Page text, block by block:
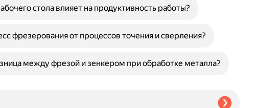
стола влияет на продуктивность работы?
фрезерования от процессов точения и сверления?
между фрезой и зенкером при обработке металла?